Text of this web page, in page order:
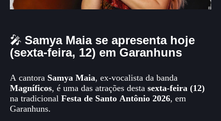
🎤 Samya Maia se apresenta hoje
(sexta-feira, 12) em Garanhuns
A cantora Samya Maia, ex-vocalista da banda
Magníficos, é uma das atrações desta sexta-feira (12)
na tradicional Festa de Santo Antônio 2026, em
Garanhuns.